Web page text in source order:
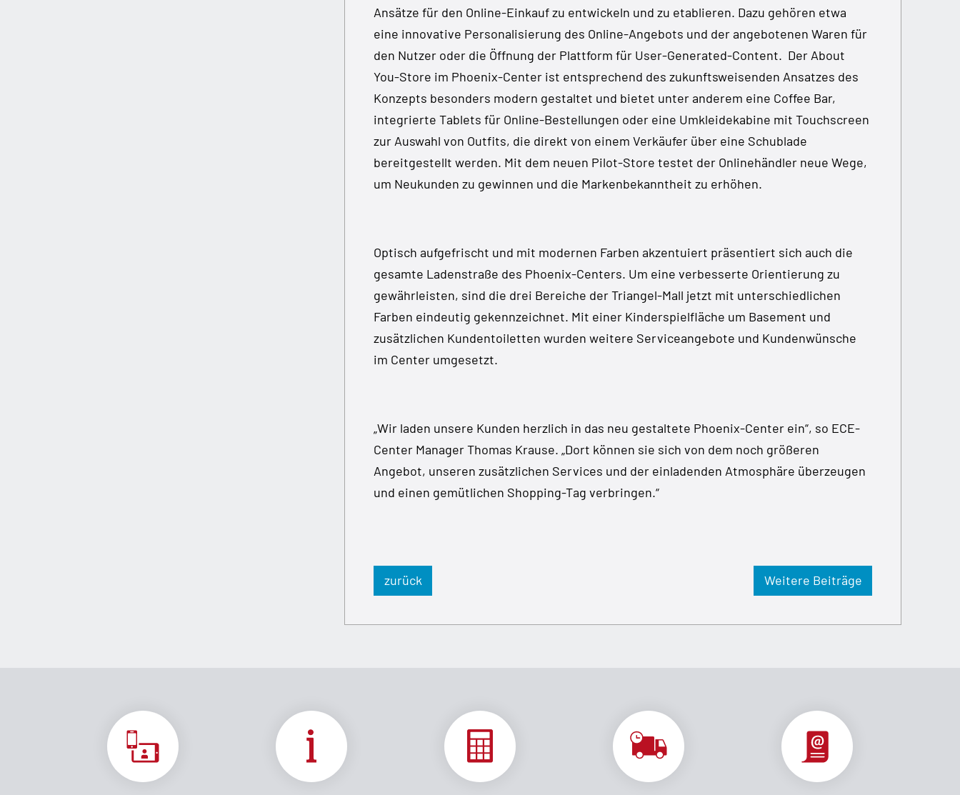
Ansätze für den Online-Einkauf zu entwickeln und zu etablieren. Dazu gehören etwa
eine innovative Personalisierung des Online-Angebots und der angebotenen Waren für
den Nutzer oder die Öffnung der Plattform für User-Generated-Content. Der About
You-Store im Phoenix-Center ist entsprechend des zukunftsweisenden Ansatzes des
Konzepts besonders modern gestaltet und bietet unter anderem eine Coffee Bar,
integrierte Tablets für Online-Bestellungen oder eine Umkleidekabine mit Touchscreen
zur Auswahl von Outfits, die direkt von einem Verkäufer über eine Schublade
bereitgestellt werden. Mit dem neuen Pilot-Store testet der Onlinehändler neue Wege,
um Neukunden zu gewinnen und die Markenbekanntheit zu erhöhen.
Optisch aufgefrischt und mit modernen Farben akzentuiert präsentiert sich auch die
gesamte Ladenstraße des Phoenix-Centers. Um eine verbesserte Orientierung zu
gewährleisten, sind die drei Bereiche der Triangel-Mall jetzt mit unterschiedlichen
Farben eindeutig gekennzeichnet. Mit einer Kinderspielfläche um Basement und
zusätzlichen Kundentoiletten wurden weitere Serviceangebote und Kundenwünsche
im Center umgesetzt.
„Wir laden unsere Kunden herzlich in das neu gestaltete Phoenix-Center ein“, so ECE-
Center Manager Thomas Krause. „Dort können sie sich von dem noch größeren
Angebot, unseren zusätzlichen Services und der einladenden Atmosphäre überzeugen
und einen gemütlichen Shopping-Tag verbringen.“
zurück Weitere Beiträge